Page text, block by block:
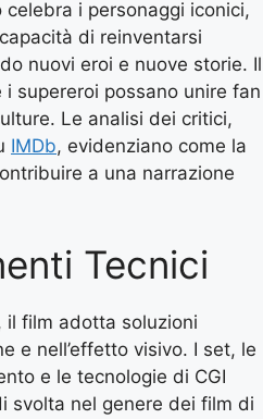
i personaggi iconici,
di reinventarsi
nuovi eroi e nuove storie. Il
supereroi possano unire fan
Le analisi dei critici,
IMDb, evidenziano come la
a una narrazione
Tecnici
il film adotta soluzioni
e nell’effetto visivo. I set, le
e le tecnologie di CGI
svolta nel genere dei film di